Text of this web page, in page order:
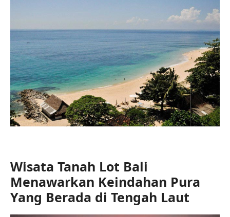
Wisata Tanah Lot Bali
Menawarkan Keindahan Pura
Yang Berada di Tengah Laut